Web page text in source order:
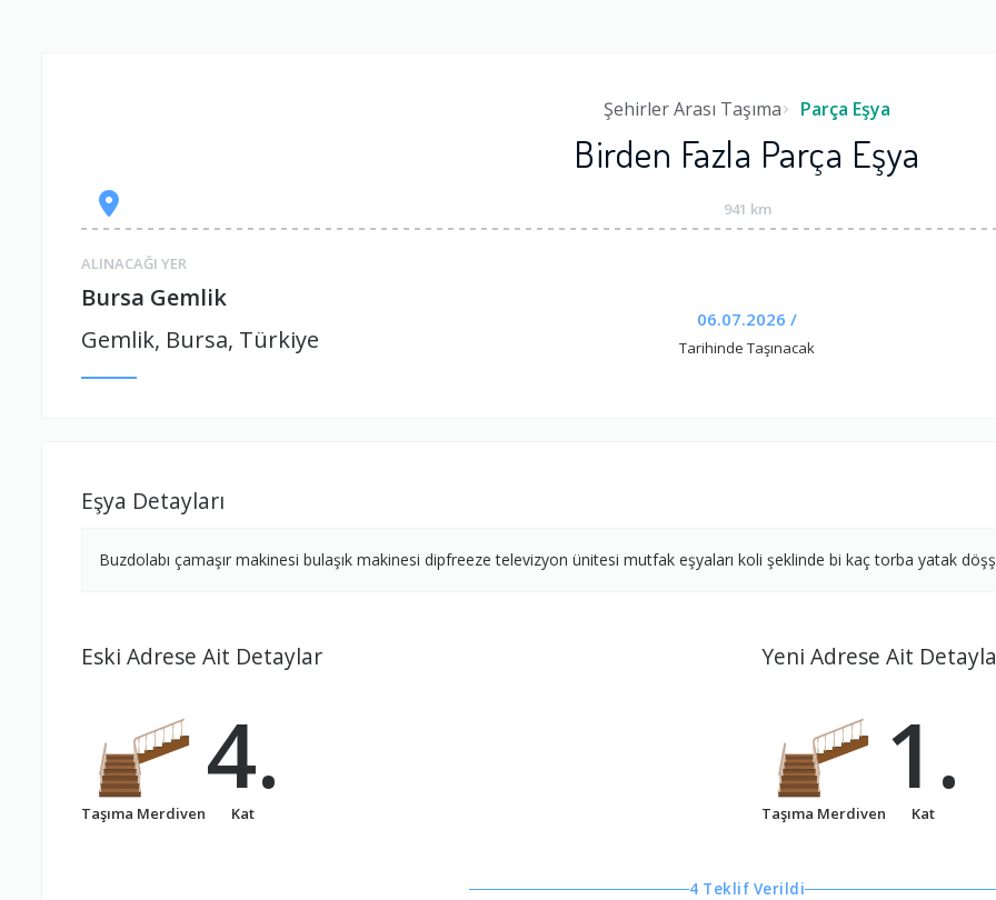
Şehirler Arası Taşıma Parça Eşya
Birden Fazla Parça Eşya
941 km
ALINACAĞI YER
Bursa Gemlik
Gemlik, Bursa, Türkiye
06.07.2026 /
Tarihinde Taşınacak
Eşya Detayları
Buzdolabı çamaşır makinesi bulaşık makinesi dipfreeze televizyon ünitesi mutfak eşyaları koli şeklinde bi kaç torba yatak
Eski Adrese Ait Detaylar
Taşıma Merdiven
4.
Kat
Yeni Adrese Ait
Taşıma Merdiven
1.
Kat
4 Teklif Verildi